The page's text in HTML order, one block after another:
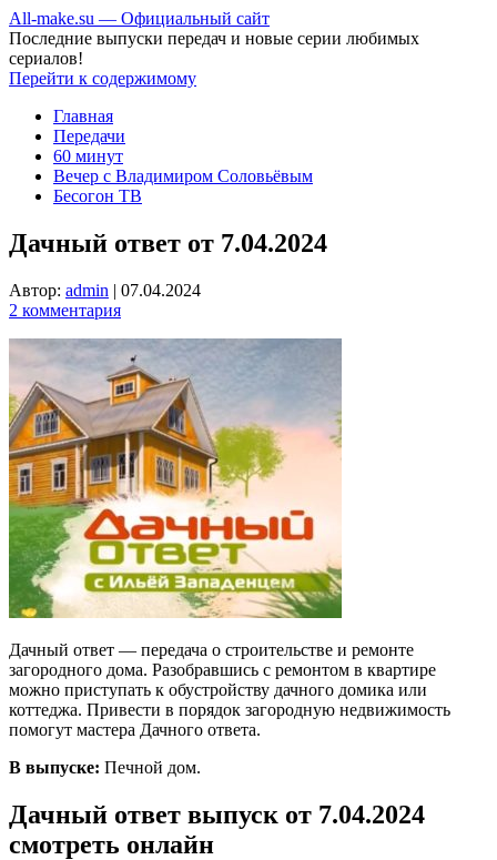
All-make.su — Официальный сайт
Последние выпуски передач и новые серии любимых
сериалов!
Перейти к содержимому
Главная
Передачи
60 минут
Вечер с Владимиром Соловьёвым
Бесогон ТВ
Дачный ответ от 7.04.2024
Автор: admin | 07.04.2024
2 комментария
Дачный ответ — передача о строительстве и ремонте
загородного дома. Разобравшись с ремонтом в квартире
можно приступать к обустройству дачного домика или
коттеджа. Привести в порядок загородную недвижимость
помогут мастера Дачного ответа.
В выпуске: Печной дом.
Дачный ответ выпуск от 7.04.2024
смотреть онлайн